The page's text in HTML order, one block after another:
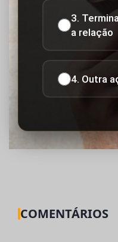
3.
a relação
4. Outra
COMENTÁRIOS